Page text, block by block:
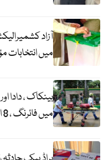
آزاد
میں انتخابات
بینکاک ، دادا
میں فائرنگ ، 8 افراد ہلاک ، 14 زخمی